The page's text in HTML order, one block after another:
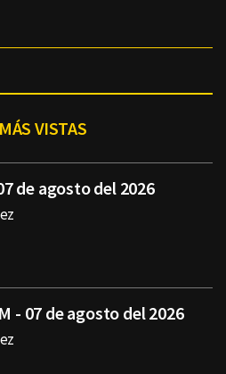
VISTAS
de agosto del 2026
- 07 de agosto del 2026